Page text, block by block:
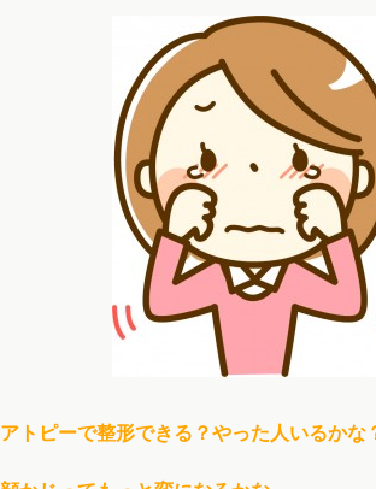
アトピーで整形できる？やった人いるかな